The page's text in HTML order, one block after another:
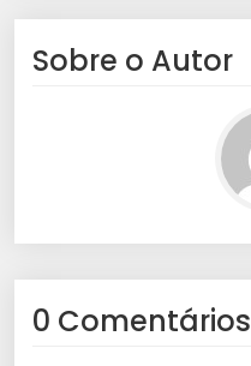
Sobre o Autor
0 Comentários